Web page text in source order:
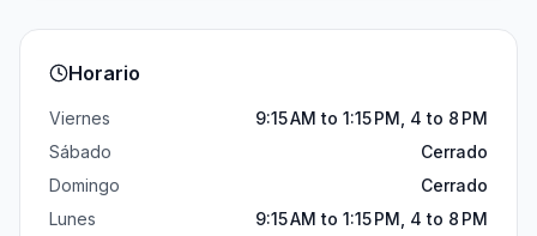
Horario
Viernes
9:15 AM to 1:15 PM, 4 to 8 PM
Sábado
Cerrado
Domingo
Cerrado
Lunes
9:15 AM to 1:15 PM, 4 to 8 PM